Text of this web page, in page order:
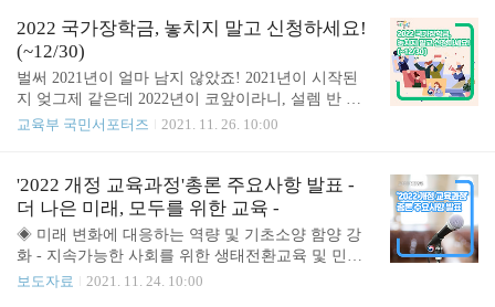
와 성과 현 정부 출범 이후 정부는 사회·경제·기후 위
기에 대응하고 더 나아가 대한민국의..
정보, 나 빼고 다 알아!’라고 생각하신 분들! 이 글만
읽으면 쏙쏙 알게 되실 테니 집중해주세요! 특별히
오늘은 Q&A를 통해 하나하나 알아보기로 해요 :) Q.
국가장학금은 누가 신청할 수 있나요? 1. 대한민국
국적이다. 2. 국내 대학에 재학 중이다. 3. 학자금 지
원 8구간 이하 대학생이다. 4. 직전 학기의 성적이 기
가장학금을 신청하실 수 있답니다. 다만, 성적 기준
은 대학별로, 학기별로 다를 ..
2022 국가장학금, 놓치지 말고 신청하세요!
(~12/30)
벌써 2021년이 얼마 남지 않았죠! 2021년이 시작된
지 엊그제 같은데 2022년이 코앞이라니, 설렘 반 그
리고 두려움 반의 감정이 드는 것 같아요. 2022년이
에 갓 입학한 학생들이 처음 국가장학금을 신청하는
시기이지요. 그래서 국가장학금에 대해 궁금한 분들
이 많이 계실 텐데요. 그럼 2022년 1학기 국가장학금,
언제 어떻게 신청하는지, 그리고 2021년과 달라지는
점에는 어떠한 것이 있는지 조목조목 자세히 알아보
러 가실까요? 1. 신청기간 및 방법 1) 신청기간 2021
교육부 국민서포터즈 2021. 11. 26. 10:00
'2022 개정 교육과정'총론 주요사항 발표 -
더 나은 미래, 모두를 위한 교육 -
◈ 미래 변화에 대응하는 역량 및 기초소양 함양 강
화 - 지속가능한 사회를 위한 생태전환교육 및 민주
시민교육을 전 교과에 반영 - 미래 세대 핵심 역량으
보도자료 2021. 11. 24. 10:00